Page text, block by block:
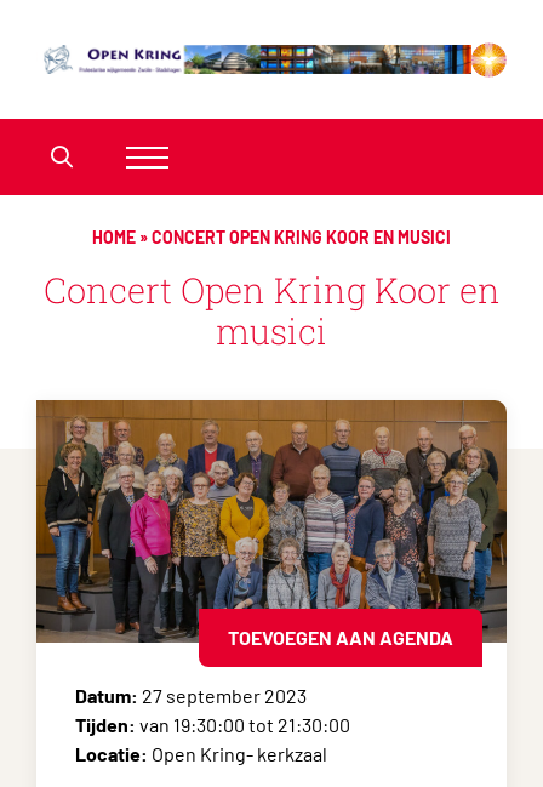
HOME »CONCERT OPEN KRING KOOR EN MUSICI
Concert Open Kring Koor en
musici
TOEVOEGEN AAN AGENDA
Datum: 27 september 2023
Tijden: van 19:30:00 tot 21:30:00
Locatie: Open Kring- kerkzaal